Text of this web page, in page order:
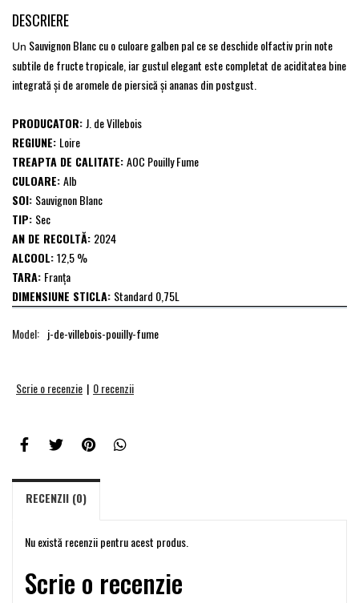
DESCRIERE
Un Sauvignon Blanc cu o culoare galben pal ce se deschide olfactiv prin note
subtile de fructe tropicale, iar gustul elegant este completat de aciditatea bine
integrată şi de aromele de piersică şi ananas din postgust.
PRODUCATOR: J. de Villebois
REGIUNE: Loire
TREAPTA DE CALITATE:AOC Pouilly Fume
CULOARE:Alb
SOI: Sauvignon Blanc
TIP: Sec
AN DE RECOLTĂ: 2024
ALCOOL:12,5 %
TARA: Franţa
DIMENSIUNE STICLA: Standard 0,75L
Model: j-de-villebois-pouilly-fume
Scrie o recenzie | 0 recenzii
RECENZII (0)
Nu există recenzii pentru acest produs.
Scrie o recenzie